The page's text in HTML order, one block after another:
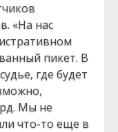
«На нас
пикет. В
где будет
Мы не
что-то еще в